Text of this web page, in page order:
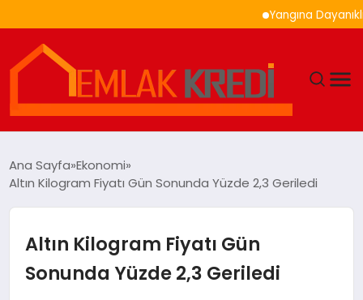
Yangına Dayanıklı
EKONOMI
DÜNYA
EĞITIM
Ana Sayfa Ekonomi
Altın Kilogram Fiyatı Gün Sonunda Yüzde 2,3 Geriledi
Altın Kilogram Fiyatı Gün
Sonunda Yüzde 2,3 Geriledi